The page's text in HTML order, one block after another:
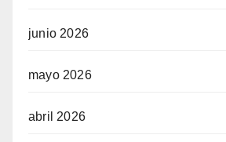
junio 2026
mayo 2026
abril 2026